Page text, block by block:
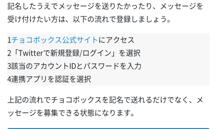
記名したうえでメッセージを送りたかったり、メッセージを
受け付けたい方は、以下の流れで登録しましょう。
1チョコボックス公式サイトにアクセス
2「Twitterで新規登録/ログイン」を選択
3該当のアカウントIDとパスワードを入力
4連携アプリを認証を選択
上記の流れでチョコボックスを記名で送れるだけでなく、メ
ッセージを募集できる状態になります。